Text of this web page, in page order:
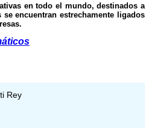
en todo el mundo, destinados a
encuentran estrechamente ligados
Rey